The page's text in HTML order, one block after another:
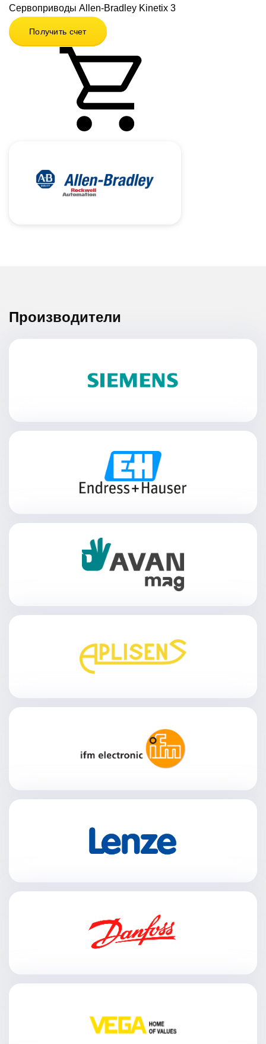
Сервоприводы Allen-Bradley Kinetix 3
Получить счет
Производители